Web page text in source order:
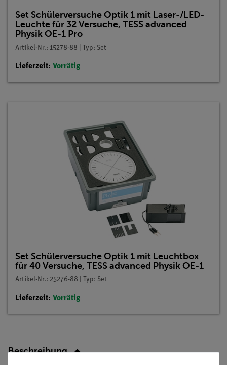
Set Schülerversuche Optik 1 mit Laser-/LED-
Leuchte für 32 Versuche, TESS advanced
Physik OE-1 Pro
Artikel-Nr.: 15278-88 | Typ: Set
Lieferzeit: Vorrätig
Set Schülerversuche Optik 1 mit Leuchtbox
für 40 Versuche, TESS advanced Physik OE-1
Artikel-Nr.: 25276-88 | Typ: Set
Lieferzeit: Vorrätig
Beschreibung